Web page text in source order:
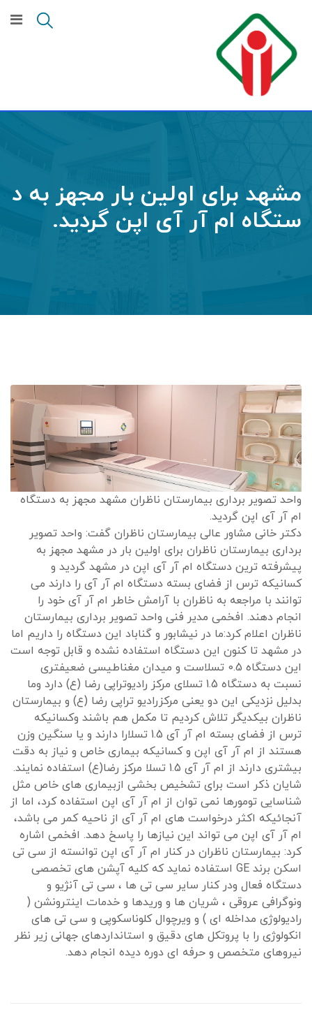
content
مشهد برای اولین بار مجهز به د
ستگاه ام آر آی اپن گردید.
واحد تصویر برداری بیمارستان ناظران مشهد مجهز به دستگاه
ام آر آی اپن گردید.
دکتر خانی مشاور عالی بیمارستان ناظران گفت: واحد تصویر
برداری بیمارستان ناظران برای اولین بار در مشهد مجهز به
پیشرفته ترین دستگاه ام آر آی اپن در مشهد گردید و
کسانیکه ترس از فضای بسته دستگاه ام آر آی را دارند می
توانند با مراجعه به ناظران با آرامش خاطر ام آر آی خود را
انجام دهند. افخمی مدیر فنی واحد تصویر برداری بیمارستان
ناظران اعلام کرد:ما در نیشابور و گناباد این دستگاه را داریم اما
در مشهد تا کنون این دستگاه استفاده نشده و قابل توجه است
این دستگاه 0.5 تسلاست و میدان مغناطیسی ضعیفتری
نسبت به دستگاه 1.5 تسلای مرکز رادیوتراپی رضا (ع) دارد وما
بدلیل نزدیکی این دو یعنی مرکزرادیو تراپی رضا (ع) و بیمارستان
ناظران بیکدیگر تلاش کردیم تا مکمل هم باشند وکسانیکه
ترس از فضای بسته ام آر آی 1.5 تسلارا دارند و یا سنگین وزن
هستند از ام آر آی اپن و کسانیکه بیماری خاص و نیاز به دقت
بیشتری دارند از ام آر آی 1.5 تسلا مرکز رضا(ع) استفاده نمایند.
شایان ذکر است برای تشخیص بخشی ازبیماری های خاص مثل
شناسایی تومورها نمی توان از ام آر آی اپن استفاده کرد، اما از
آنجائیکه اکثر درخواست های ام آر آی از ناحیه کمر می باشد،
ام آر آی اپن می تواند این نیازها را پاسخ دهد. افخمی اشاره
کرد: بیمارستان ناظران در کنار ام آر آی اپن توانسته از سی تی
اسکن برند GE استفاده نماید که کلیه آپشن های تخصصی
دستگاه فعال ودر کنار سایر سی تی ها ، سی تی آنژیو و
ونوگرافی عروقی ، شریان ها و وریدها و خدمات اینترونشن (
رادیولوژی مداخله ای ) و ویرچوال کلوناسکوپی و سی تی های
انکولوژی را با پروتکل های دقیق و استانداردهای جهانی زیر نظر
نیروهای متخصص و حرفه ای دوره دیده انجام دهد.